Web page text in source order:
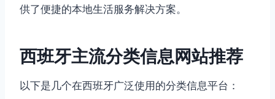
供了便捷的本地生活服务解决方案。
西班牙主流分类信息网站推荐
以下是几个在西班牙广泛使用的分类信息平台：